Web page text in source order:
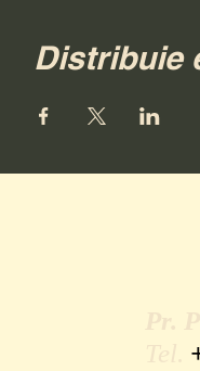
Distribuie